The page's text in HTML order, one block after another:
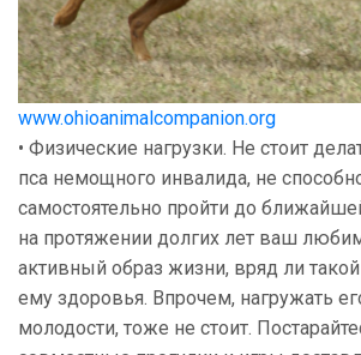
www.ohioanimalcompanion.org
• Физические нагрузки. Не стоит
пса немощного инвалида, не
самостоятельно пройти до
на протяжении долгих лет ваш
активный образ жизни, вряд ли
ему здоровья. Впрочем, нагружать
молодости, тоже не стоит.